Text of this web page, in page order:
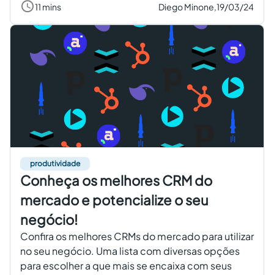
11 mins Diego Minone,19/03/24
produtividade
Conheça os melhores CRM do
mercado e potencialize o seu
negócio!
Confira os melhores CRMs do mercado para utilizar
no seu negócio. Uma lista com diversas opções
para escolher a que mais se encaixa com seus